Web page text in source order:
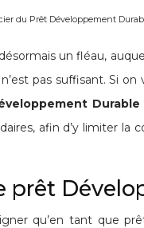
du Prêt Développement
un fléau,
pas suffisant. Si
Durable
afin d’y limiter
prêt
qu’en tant que